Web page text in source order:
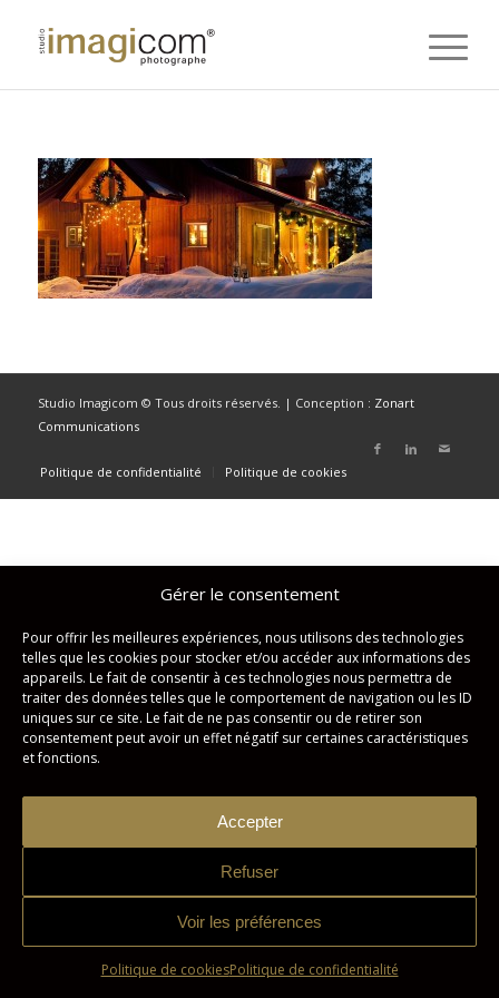
Gérer le consentement
Pour offrir les meilleures expériences, nous utilisons des technologies
telles que les cookies pour stocker et/ou accéder aux informations des
appareils. Le fait de consentir à ces technologies nous permettra de
traiter des données telles que le comportement de navigation ou les ID
uniques sur ce site. Le fait de ne pas consentir ou de retirer son
consentement peut avoir un effet négatif sur certaines caractéristiques
et fonctions.
Accepter
Refuser
Voir les préférences
Politique de cookiesPolitique de confidentialité
Studio Imagicom © Tous droits réservés. | Conception : Zonart
Communications
Politique de confidentialité Politique de cookies